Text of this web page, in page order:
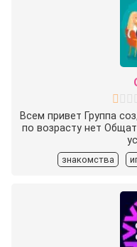
Всем привет Группа
по возрасту нет
знакомства